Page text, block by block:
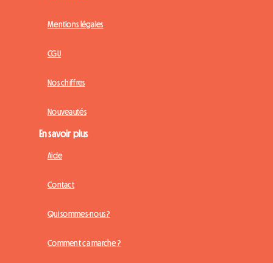
Mentions légales
CGU
Nos chiffres
Nouveautés
En savoir plus
Aide
Contact
Qui sommes-nous ?
Comment ça marche ?